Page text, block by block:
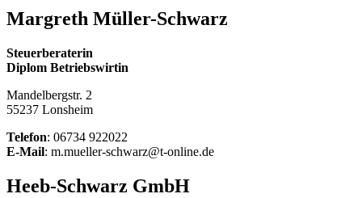
Margreth Müller-Schwarz
Steuerberaterin
Diplom Betriebswirtin
Mandelbergstr. 2
55237 Lonsheim
Telefon: 06734 922022
E-Mail: m.mueller-schwarz@t-online.de
Heeb-Schwarz GmbH